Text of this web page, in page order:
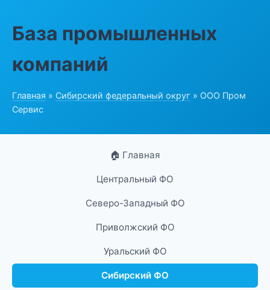
База промышленных
компаний
Главная » Сибирский федеральный округ » ООО Пром
Сервис
🏠 Главная
Центральный ФО
Северо-Западный ФО
Приволжский ФО
Уральский ФО
Сибирский ФО